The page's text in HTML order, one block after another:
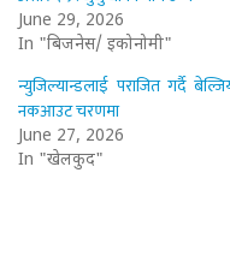
June 29, 2026
In "बिजनेस/ इकोनोमी"
न्युजिल्यान्डलाई पराजित गर्दै
नकआउट चरणमा
June 27, 2026
In "खेलकुद"